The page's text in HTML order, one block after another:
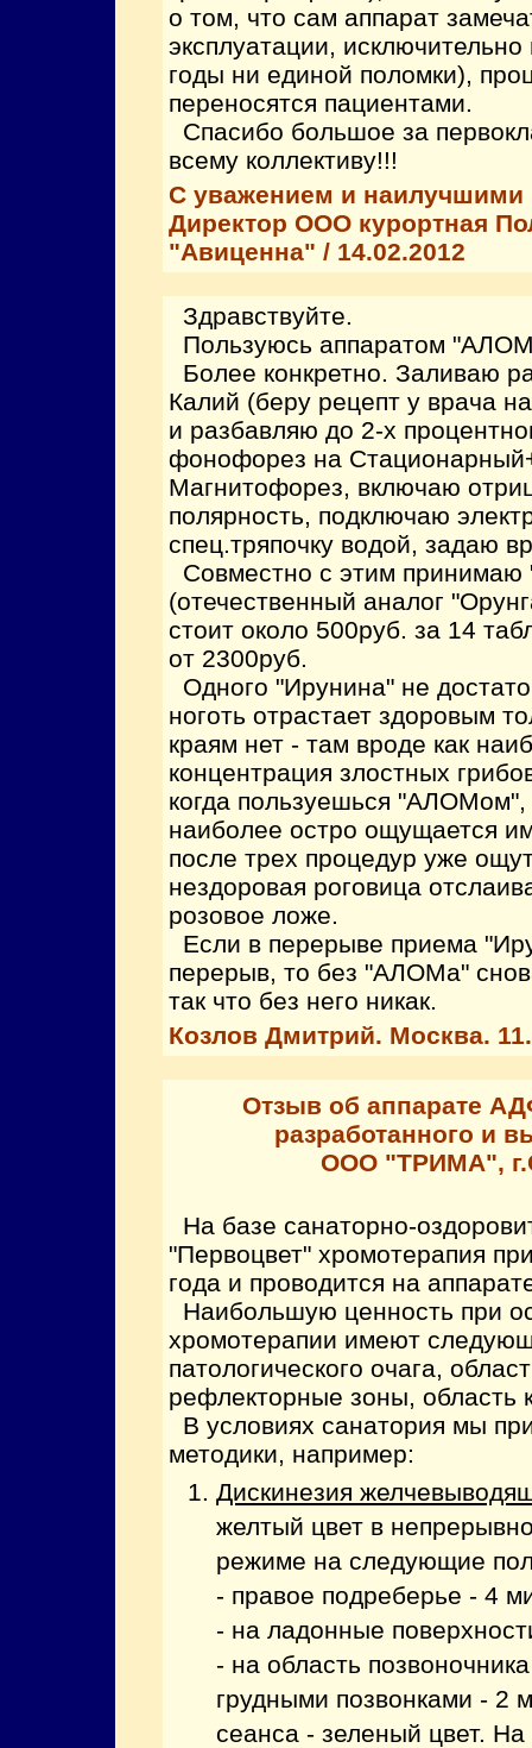
о том, что сам аппарат
эксплуатации,
годы ни единой поломки),
переносятся пациентами.
Спасибо большое за
всему коллективу!!!
С уважением и наилучшими
Директор ООО курортная
"Авиценна" / 14.02.2012
Здравствуйте.
Пользуюсь аппаратом
Более конкретно. Заливаю
Калий (беру рецепт у врача
и разбавляю до 2-х
фонофорез на
Магнитофорез, включаю
полярность, подключаю
спец.тряпочку водой, задаю
Совместно с этим принимаю
(отечественный аналог
стоит около 500руб. за 14
от 2300руб.
Одного "Ирунина" не
ноготь отрастает здоровым
краям нет - там вроде как
концентрация злостных
когда пользуешься
наиболее остро ощущается
после трех процедур уже
нездоровая роговица
розовое ложе.
Если в перерыве приема
перерыв, то без "АЛОМа"
так что без него никак.
Козлов Дмитрий. Москва.
Отзыв об аппарате
разработанного и
ООО "ТРИМА",
На базе санаторно-
"Первоцвет" хромотерапия
года и проводится на
Наибольшую ценность при
хромотерапии имеют
патологического очага,
рефлекторные зоны, область
В условиях санатория мы
методики, например:
Дискинезия
желтый цвет в
режиме на следующие
- правое подреберье - 4
- на ладонные
- на область
грудными позвонками - 2
сеанса - зеленый цвет.